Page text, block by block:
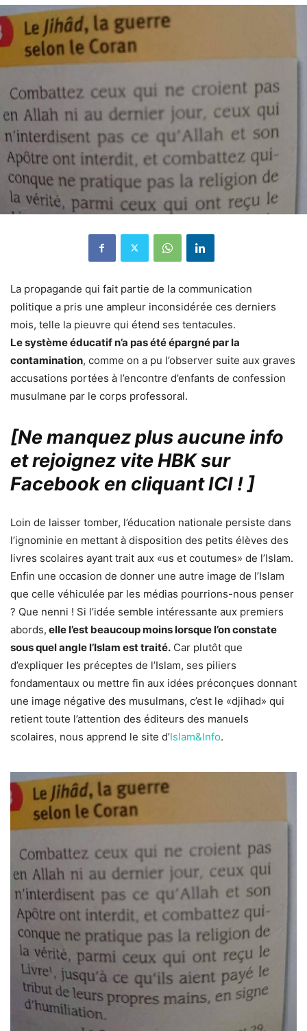
La propagande qui fait partie de la communication
politique a pris une ampleur inconsidérée ces derniers
mois, telle la pieuvre qui étend ses tentacules.
Le système éducatif n’a pas été épargné par la
contamination, comme on a pu l’observer suite aux graves
accusations portées à l’encontre d’enfants de confession
musulmane par le corps professoral.
[Ne manquez plus aucune info
et rejoignez vite HBK sur
Facebook en cliquant ICI ! ]
Loin de laisser tomber, l’éducation nationale persiste dans
l’ignominie en mettant à disposition des petits élèves des
livres scolaires ayant trait aux «us et coutumes» de l’Islam.
Enfin une occasion de donner une autre image de l’Islam
que celle véhiculée par les médias pourrions-nous penser
? Que nenni ! Si l’idée semble intéressante aux premiers
abords, elle l’est beaucoup moins lorsque l’on constate
sous quel angle l’Islam est traité. Car plutôt que
d’expliquer les préceptes de l’Islam, ses piliers
fondamentaux ou mettre fin aux idées préconçues donnant
une image négative des musulmans, c’est le «djihad» qui
retient toute l’attention des éditeurs des manuels
scolaires, nous apprend le site d’Islam&Info.